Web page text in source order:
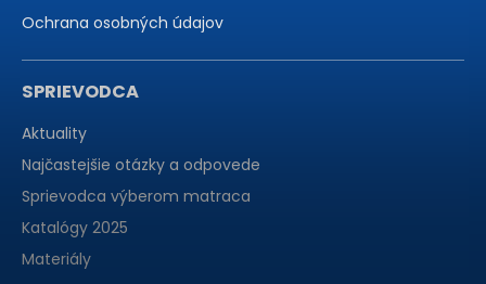
Ochrana osobných údajov
SPRIEVODCA
Aktuality
Najčastejšie otázky a odpovede
Sprievodca výberom matraca
Katalógy 2025
Materiály